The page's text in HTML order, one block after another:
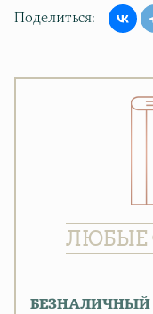
Поделиться
ЛЮБЫЕ
БЕЗНАЛИЧНЫЙ